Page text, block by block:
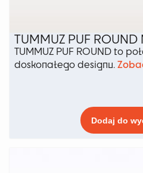
TUMMUZ PUF ROUND
TUMMUZ PUF ROUND to
doskonałego designu.
Dodaj do